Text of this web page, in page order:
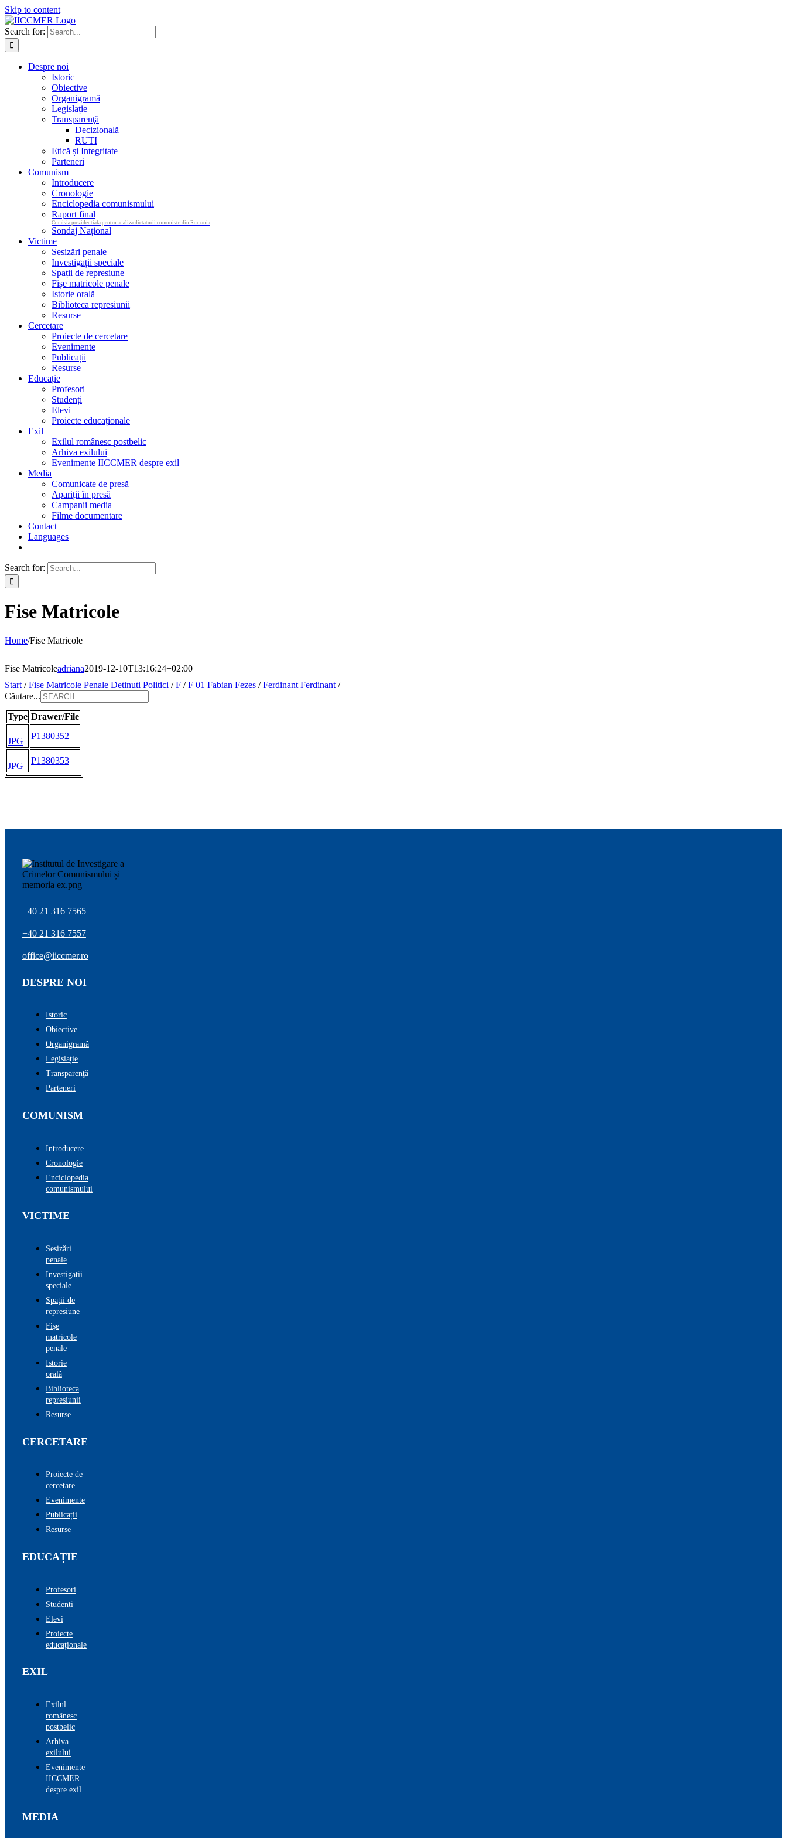
Skip to content
Search for:
Despre noi
Istoric
Obiective
Organigramă
Legislație
Transparenţă
Decizională
RUTI
Etică și Integritate
Parteneri
Comunism
Introducere
Cronologie
Enciclopedia comunismului
Raport final
Comisia prezidentiala pentru analiza dictaturii comuniste din Romania
Sondaj Național
Victime
Sesizări penale
Investigații speciale
Spații de represiune
Fișe matricole penale
Istorie orală
Biblioteca represiunii
Resurse
Cercetare
Proiecte de cercetare
Evenimente
Publicații
Resurse
Educație
Profesori
Studenți
Elevi
Proiecte educaționale
Exil
Exilul românesc postbelic
Arhiva exilului
Evenimente IICCMER despre exil
Media
Comunicate de presă
Apariții în presă
Campanii media
Filme documentare
Contact
Languages
Search for:
Fise Matricole
Home/Fise Matricole
Fise Matricoleadriana2019-12-10T13:16:24+02:00
Start /Fise Matricole Penale Detinuti Politici /F /F 01 Fabian Fezes /Ferdinant Ferdinant /
Căutare...
Type Drawer/File
JPG
P1380352
JPG
P1380353
+40 21 316 7565
+40 21 316 7557
office@iiccmer.ro
DESPRE NOI
Istoric
Obiective
Organigramă
Legislație
Transparenţă
Parteneri
COMUNISM
Introducere
Cronologie
Enciclopedia
comunismului
VICTIME
Sesizări
penale
Investigații
speciale
Spații de
represiune
Fișe
matricole
penale
Istorie
orală
Biblioteca
represiunii
Resurse
CERCETARE
Proiecte de
cercetare
Evenimente
Publicații
Resurse
EDUCAȚIE
Profesori
Studenți
Elevi
Proiecte
educaționale
EXIL
Exilul
românesc
postbelic
Arhiva
exilului
Evenimente
IICCMER
despre exil
MEDIA